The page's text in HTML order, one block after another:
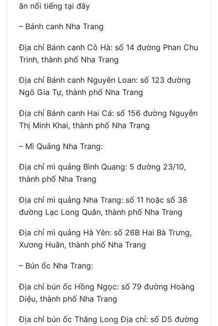
ăn nổi tiếng tại đây
– Bánh canh Nha Trang
Địa chỉ Bánh canh Cô Hà: số 14 đường Phan Chu
Trinh, thành phố Nha Trang
Địa chỉ Bánh canh Nguyên Loan: số 123 đường
Ngô Gia Tự, thành phố Nha Trang
Địa chỉ Bánh canh Hai Cá: số 156 đường Nguyễn
Thị Minh Khai, thành phố Nha Trang
– Mì Quảng Nha Trang:
Địa chỉ mì quảng Bình Quang: 5 đường 23/10,
thành phố Nha Trang
Địa chỉ mì quảng Nha Trang: số 11 hoặc số 38
đường Lạc Long Quân, thành phố Nha Trang
Địa chỉ mì quảng Hà Yên: số 26B Hai Bà Trưng,
Xương Huân, thành phố Nha Trang
– Bún ốc Nha Trang:
Địa chỉ bún ốc Hồng Ngọc: số 79 đường Hoàng
Diệu, thành phố Nha Trang
Địa chỉ bún ốc Thăng Long Địa chỉ: số D5 đường